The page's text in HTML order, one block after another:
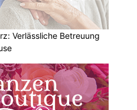
Verlässliche Betreuung